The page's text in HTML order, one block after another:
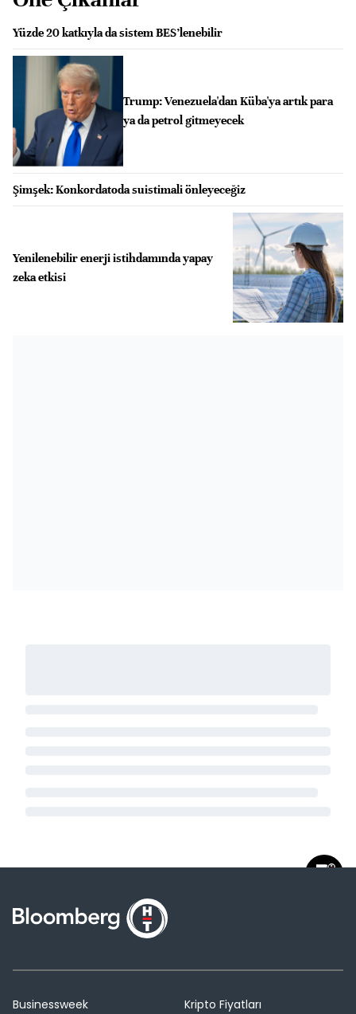
Yüzde 20 katkıyla da sistem BES’lenebilir
Trump: Venezuela'dan Küba'ya artık para
ya da petrol gitmeyecek
Şimşek: Konkordatoda suistimali önleyeceğiz
Yenilenebilir enerji istihdamında yapay
zeka etkisi
Businessweek
Kripto Fiyatları